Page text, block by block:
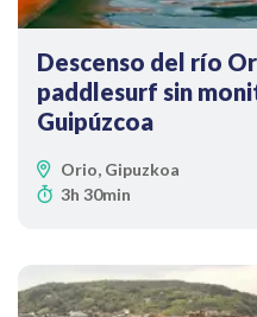
Descenso del río
paddlesurf sin
Guipúzcoa
Orio, Gipuzkoa
3h 30min